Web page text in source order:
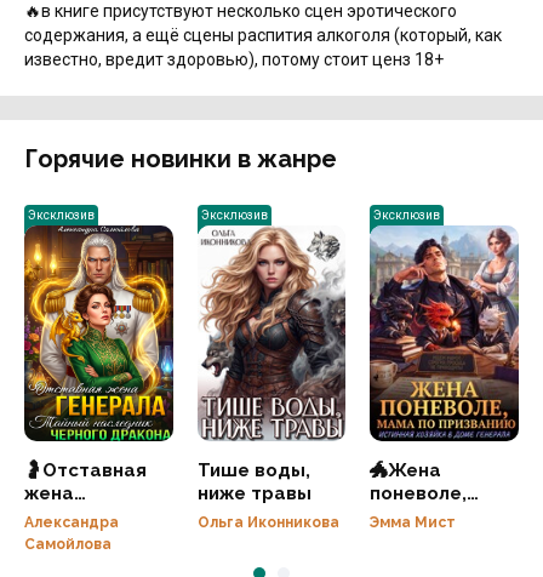
🔥в книге присутствуют несколько сцен эротического
содержания, а ещё сцены распития алкоголя (который, как
известно, вредит здоровью), потому стоит ценз 18+
Горячие новинки в жанре
Эксклюзив
🤰Отставная
жена
генерала.
Тайный
Александра
Самойлова
Эксклюзив
Тише воды,
ниже травы
Ольга Иконникова
Эксклюзив
🐲Жена
поневоле,
мама по
Эмма Мист